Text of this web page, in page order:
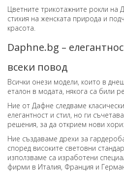
Цветните трикотажните рокли на
стихия на женската природа и
красота.
Daphne.bg –
всеки повод
Всички онези модели, които в
еталон в модата, някога са били
Ние от Дафне следваме
елегантност и стил, но ги
решения, за да открием нови
Ние създаваме дрехи за
според високите световни
използваме са изработени
фирми в Италия, Франция и